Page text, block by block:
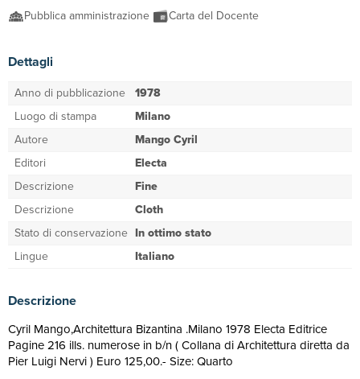
Pubblica amministrazione
Carta del Docente
Dettagli
Anno di pubblicazione 1978
Luogo di stampa
Milano
Autore
Mango Cyril
Editori
Electa
Descrizione
Fine
Descrizione
Cloth
Stato di conservazione In ottimo stato
Lingue
Italiano
Descrizione
Cyril Mango,Architettura Bizantina .Milano 1978 Electa Editrice
Pagine 216 ills. numerose in b/n ( Collana di Architettura diretta da
Pier Luigi Nervi ) Euro 125,00.- Size: Quarto